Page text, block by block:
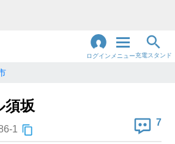
ログイン メニュー充電スタンド
住所で検索
須坂
1
7